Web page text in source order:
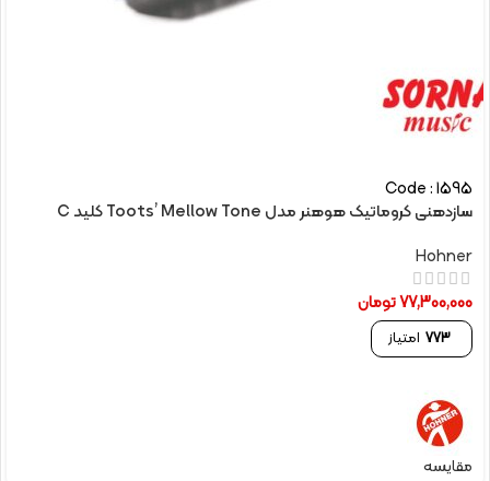
Code : 1595
سازدهنی کروماتیک هوهنر مدل Toots’ Mellow Tone کلید C
Hohner
77,300,000تومان
773 امتیاز
مقایسه